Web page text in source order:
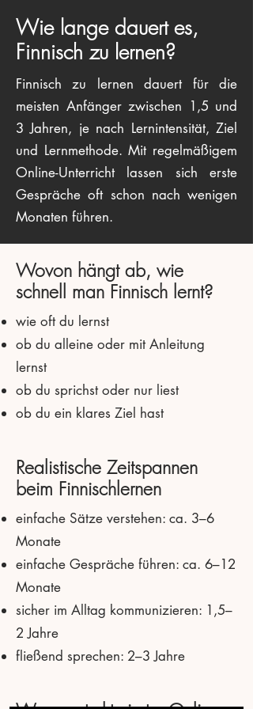
Wie lange dauert es,
Finnisch zu lernen?
Finnisch zu lernen dauert für die
meisten Anfänger zwischen 1,5 und
3 Jahren, je nach Lernintensität, Ziel
und Lernmethode. Mit regelmäßigem
Online-Unterricht lassen sich erste
Gespräche oft schon nach wenigen
Monaten führen.
Wovon hängt ab, wie
schnell man Finnisch lernt?
wie oft du lernst
ob du alleine oder mit Anleitung
lernst
ob du sprichst oder nur liest
ob du ein klares Ziel hast
Realistische Zeitspannen
beim Finnischlernen
einfache Sätze verstehen: ca. 3–6
Monate
einfache Gespräche führen: ca. 6–12
Monate
sicher im Alltag kommunizieren: 1,5–
2 Jahre
fließend sprechen: 2–3 Jahre